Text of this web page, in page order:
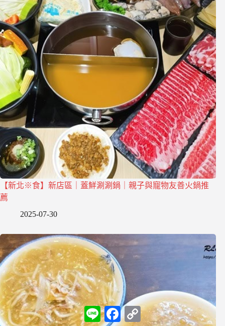
【新北※食】新店區｜蓋鮮涮涮鍋｜親子與寵物友善火鍋推
薦
2025-07-30
L
i
F
a
C